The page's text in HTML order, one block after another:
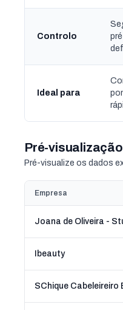
Controlo
Ideal para
Pré-
Pré-visualize os dados
Empresa
Joana de Oliveira -
Ibeauty